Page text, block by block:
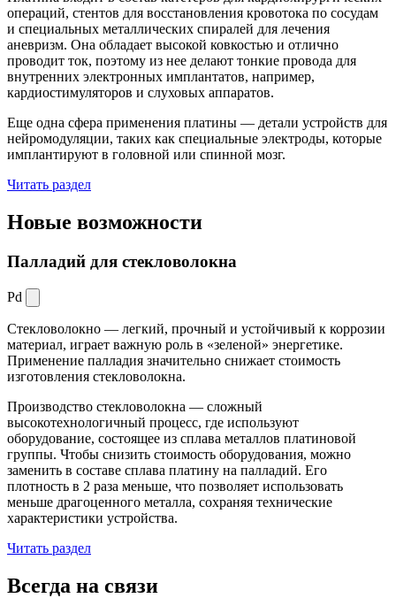
операций, стентов для восстановления кровотока по сосудам
и специальных металлических спиралей для лечения
аневризм. Она обладает высокой ковкостью и отлично
проводит ток, поэтому из нее делают тонкие провода для
внутренних электронных имплантатов, например,
кардиостимуляторов и слуховых аппаратов.
Еще одна сфера применения платины — детали устройств для
нейромодуляции, таких как специальные электроды, которые
имплантируют в головной или спинной мозг.
Читать раздел
Новые возможности
Палладий для стекловолокна
Pd
Стекловолокно — легкий, прочный и устойчивый к коррозии
материал, играет важную роль в «зеленой» энергетике.
Применение палладия значительно снижает стоимость
изготовления стекловолокна.
Производство стекловолокна — сложный
высокотехнологичный процесс, где используют
оборудование, состоящее из сплава металлов платиновой
группы. Чтобы снизить стоимость оборудования, можно
заменить в составе сплава платину на палладий. Его
плотность в 2 раза меньше, что позволяет использовать
меньше драгоценного металла, сохраняя технические
характеристики устройства.
Читать раздел
Всегда на связи